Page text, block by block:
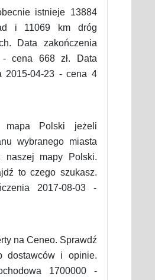
istnieje 13884
i 11069 km dróg
Data zakończenia
- cena 668 zł. Data
2015-04-23 - cena 4
mapa Polski jeżeli
wybranego miasta
naszej mapy Polski.
to czego szukasz.
2017-08-03 -
na Ceneo. Sprawdź
dostawców i opinie.
1700000 -